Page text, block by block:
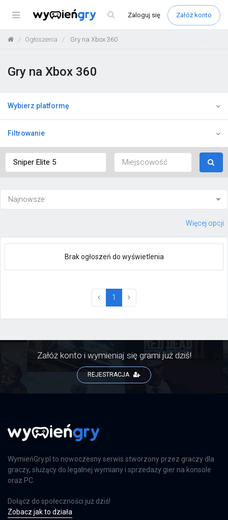
Menu Zaloguj się Załóż konto
Ogłoszenia Gry na Xbox 360
Gry na Xbox 360
Wybierz platformę
Filtrowanie
Więcej opcji
Brak ogłoszeń do wyświetlenia
1 (current)
Załóż konto i wymieniaj się grami już dziś!
REJESTRACJA
WymieńGry.pl to nowoczesny serwis stworzony przez graczy dla
graczy, służący do legalnej wymiany i sprzedaży gier na konsole
oraz PC.
Dołącz do społeczności już dziś!
Zobacz jak to działa